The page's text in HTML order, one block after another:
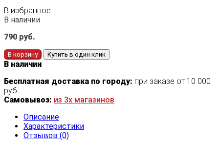
В избранное
В наличии
790 руб.
В корзину Купить в один клик
В наличии
Бесплатная доставка по городу: при заказе от 10 000
руб.
Самовывоз: из 3х магазинов
Описание
Характеристики
Отзывов (0)